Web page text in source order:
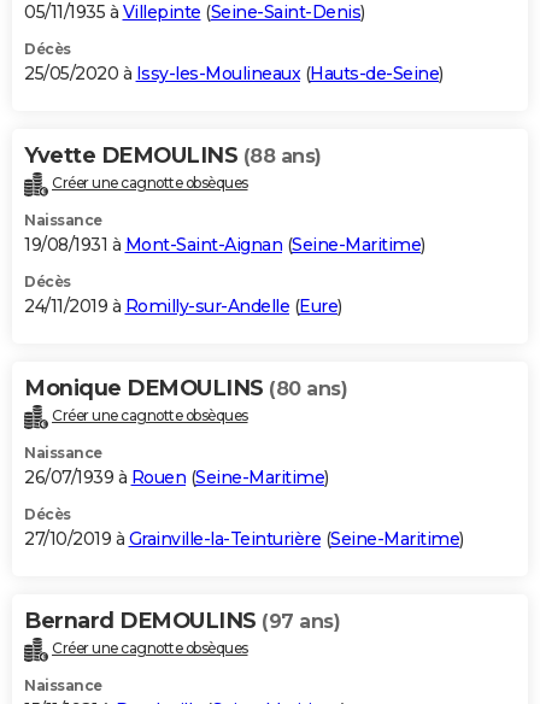
05/11/1935 à Villepinte (Seine-Saint-Denis)
Décès
25/05/2020 à Issy-les-Moulineaux(Hauts-de-Seine)
Yvette DEMOULINS (88 ans)
Créer une cagnotte obsèques
Naissance
19/08/1931 à Mont-Saint-Aignan (Seine-Maritime)
Décès
24/11/2019 à Romilly-sur-Andelle (Eure)
Monique DEMOULINS (80 ans)
Créer une cagnotte obsèques
Naissance
26/07/1939 à Rouen (Seine-Maritime)
Décès
27/10/2019 à Grainville-la-Teinturière (Seine-Maritime)
Bernard DEMOULINS (97 ans)
Créer une cagnotte obsèques
Naissance